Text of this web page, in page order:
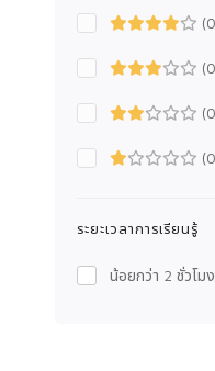
ระยะเวลาการเรียนรู้
น้อยกว่า 2 ชั่วโมง